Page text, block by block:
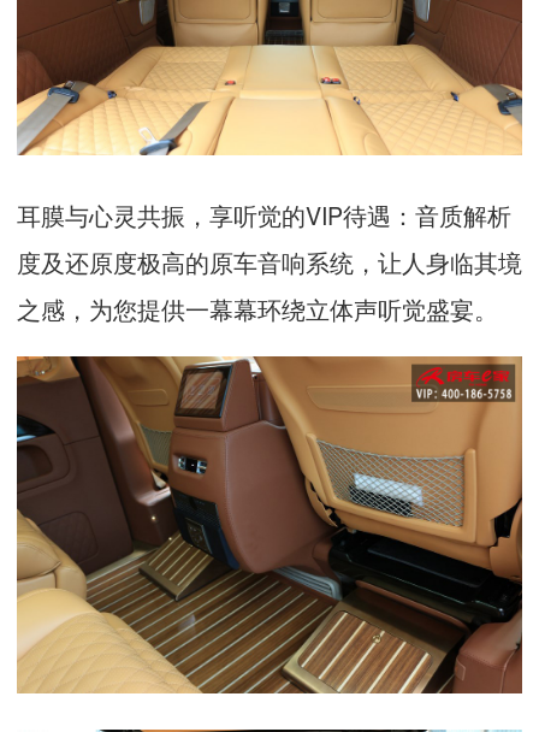
耳膜与心灵共振，享听觉的VIP待遇：音质解析
度及还原度极高的原车音响系统，让人身临其境
之感，为您提供一幕幕环绕立体声听觉盛宴。